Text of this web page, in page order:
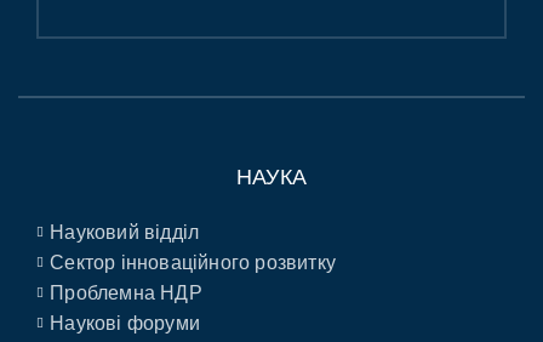
НАУКА
Науковий відділ
Сектор інноваційного розвитку
Проблемна НДР
Наукові форуми